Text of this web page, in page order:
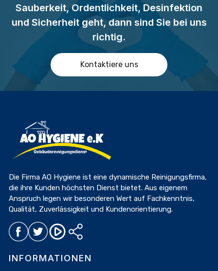
Sauberkeit, Ordentlichkeit, Desinfektion
und Sicherheit geht, dann sind Sie bei uns
richtig.
Kontaktiere uns
Die Firma AO Hygiene ist eine dynamische Reinigungsfirma,
die ihre Kunden höchsten Dienst bietet. Aus eigenem
Anspruch legen wir besonderen Wert auf Fachkenntnis,
Qualität, Zuverlässigkeit und Kundenorientierung.
INFORMATIONEN